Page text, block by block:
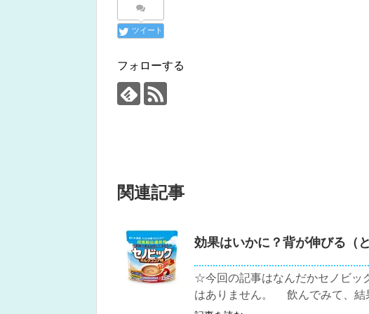
ツイート
フォローする
関連記事
効果はいかに？背が伸びる（
☆今回の記事はなんだかセノビッ
はありません。 飲んでみて、結